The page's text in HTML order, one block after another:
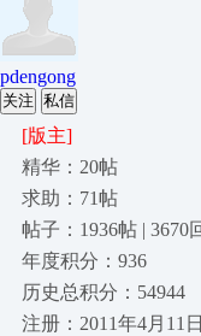
pdengong
关注 私信
[版主]
精华：20帖
求助：71帖
帖子：1936帖 | 3670
年度积分：936
历史总积分：54944
注册：2011年4月11日